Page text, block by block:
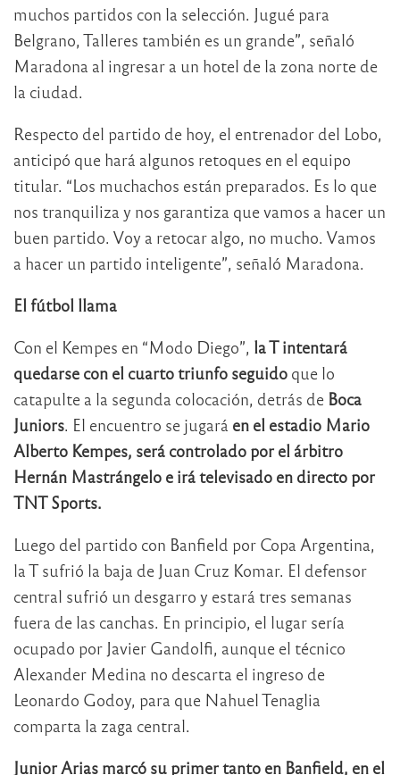
muchos partidos con la selección. Jugué para
Belgrano, Talleres también es un grande”, señaló
Maradona al ingresar a un hotel de la zona norte de
la ciudad.
Respecto del partido de hoy, el entrenador del Lobo,
anticipó que hará algunos retoques en el equipo
titular. “Los muchachos están preparados. Es lo que
nos tranquiliza y nos garantiza que vamos a hacer un
buen partido. Voy a retocar algo, no mucho. Vamos
a hacer un partido inteligente”, señaló Maradona.
El fútbol llama
Con el Kempes en “Modo Diego”, la T intentará
quedarse con el cuarto triunfo seguido que lo
catapulte a la segunda colocación, detrás de Boca
Juniors. El encuentro se jugará en el estadio Mario
Alberto Kempes, será controlado por el árbitro
Hernán Mastrángelo e irá televisado en directo por
TNT Sports.
Luego del partido con Banfield por Copa Argentina,
la T sufrió la baja de Juan Cruz Komar. El defensor
central sufrió un desgarro y estará tres semanas
fuera de las canchas. En principio, el lugar sería
ocupado por Javier Gandolfi, aunque el técnico
Alexander Medina no descarta el ingreso de
Leonardo Godoy, para que Nahuel Tenaglia
comparta la zaga central.
Junior Arias marcó su primer tanto en Banfield, en el